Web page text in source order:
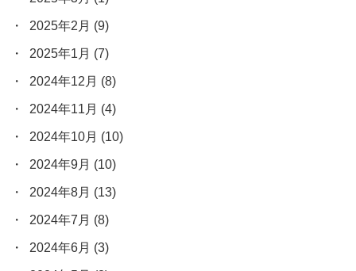
2025年2月 (9)
2025年1月 (7)
2024年12月 (8)
2024年11月 (4)
2024年10月 (10)
2024年9月 (10)
2024年8月 (13)
2024年7月 (8)
2024年6月 (3)